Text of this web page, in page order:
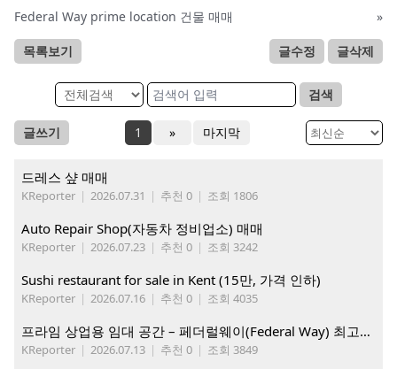
Federal Way prime location 건물 매매
»
목록보기 글수정 글삭제
검색
글쓰기 1 » 마지막
드레스 샾 매매
KReporter | 2026.07.31 | 추천 0 | 조회 1806
Auto Repair Shop(자동차 정비업소) 매매
KReporter | 2026.07.23 | 추천 0 | 조회 3242
Sushi restaurant for sale in Kent (15만, 가격 인하)
KReporter | 2026.07.16 | 추천 0 | 조회 4035
프라임 상업용 임대 공간 – 페더럴웨이(Federal Way) 최고의 가시성 입지
KReporter | 2026.07.13 | 추천 0 | 조회 3849